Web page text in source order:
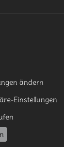
ändern
Einstellungen